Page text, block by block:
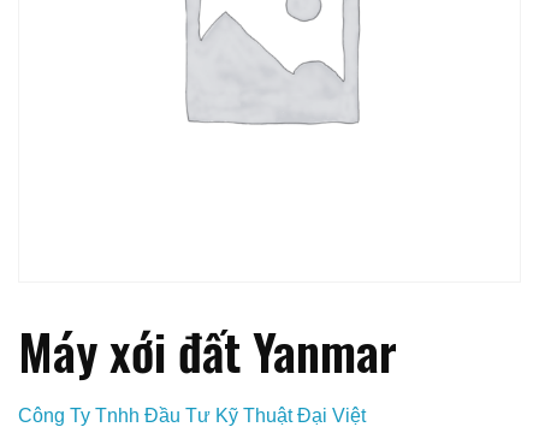
Máy xới đất Yanmar
Công Ty Tnhh Đầu Tư Kỹ Thuật Đại Việt